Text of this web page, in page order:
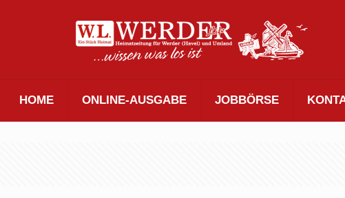
HOME ONLINE-AUSGABE JOBBÖRSE